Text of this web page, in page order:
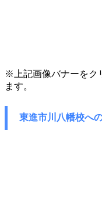
※上記画像バナーをク
ます。
東進市川八幡校へ